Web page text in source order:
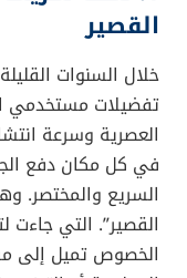
إحصائيات الفيديو
إثارة في مجال
الكثير من الأرقام
القصيرة تُغيّر بشكل
بضع سنوات، تلتها